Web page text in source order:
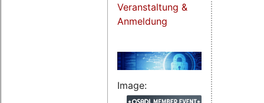
Veranstaltung &
Anmeldung
Image: